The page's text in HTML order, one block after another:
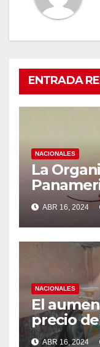
ENTRADA
NACIONALES
La
(OPS),
medidas
casos
ABR 16, 2024
NACIONALES
El
precio
efectos
ABR 16, 2024